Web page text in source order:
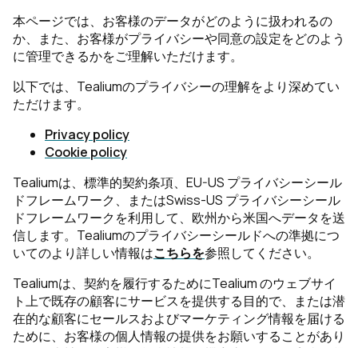
本ページでは、お客様のデータがどのように扱われるの
か、また、お客様がプライバシーや同意の設定をどのよう
に管理できるかをご理解いただけます。
以下では、Tealiumのプライバシーの理解をより深めてい
ただけます。
Privacy policy
Cookie policy
Tealiumは、標準的契約条項、EU-US プライバシーシール
ドフレームワーク、またはSwiss-US プライバシーシール
ドフレームワークを利用して、欧州から米国へデータを送
信します。Tealiumのプライバシーシールドへの準拠につ
いてのより詳しい情報はこちらを参照してください。
Tealiumは、契約を履行するためにTealium のウェブサイ
ト上で既存の顧客にサービスを提供する目的で、または潜
在的な顧客にセールスおよびマーケティング情報を届ける
ために、お客様の個人情報の提供をお願いすることがあり